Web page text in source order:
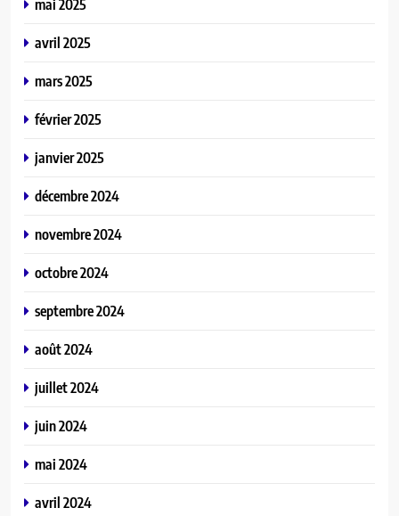
mai 2025
avril 2025
mars 2025
février 2025
janvier 2025
décembre 2024
novembre 2024
octobre 2024
septembre 2024
août 2024
juillet 2024
juin 2024
mai 2024
avril 2024